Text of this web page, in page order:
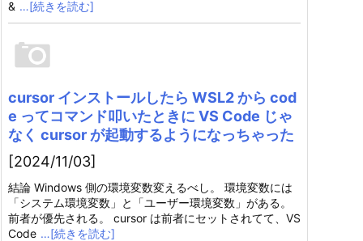
& …[続きを読む]
cursor インストールしたら WSL2 から cod
e ってコマンド叩いたときに VS Code じゃ
なく cursor が起動するようになっちゃった
[2024/11/03]
結論 Windows 側の環境変数変えるべし。 環境変数には
「システム環境変数」と「ユーザー環境変数」がある。
前者が優先される。 cursor は前者にセットされてて、VS
Code …[続きを読む]